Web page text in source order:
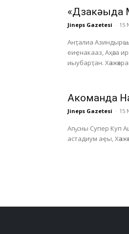
«Дзакәыда
Jineps Gazetesi - 15
Анҭалиа
еиҿнакааз, Аҳәса
иыубарҭан.
Акоманда
Jineps Gazetesi - 15
Аҧсны Супер Куп